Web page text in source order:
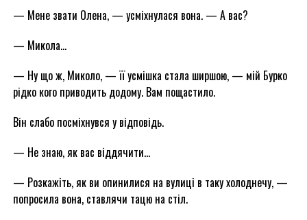
— Мене звати Олена, — усміхнулася вона. — А вас?
— Микола…
— Ну що ж, Миколо, — її усмішка стала ширшою, — мій Бурко
рідко кого приводить додому. Вам пощастило.
Він слабо посміхнувся у відповідь.
— Не знаю, як вас віддячити…
— Розкажіть, як ви опинилися на вулиці в таку холоднечу, —
попросила вона, ставлячи тацю на стіл.